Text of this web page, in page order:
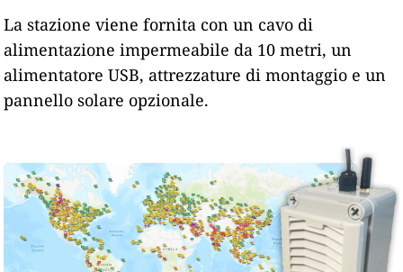
La stazione viene fornita con un cavo di
alimentazione impermeabile da 10 metri, un
alimentatore USB, attrezzature di montaggio e un
pannello solare opzionale.